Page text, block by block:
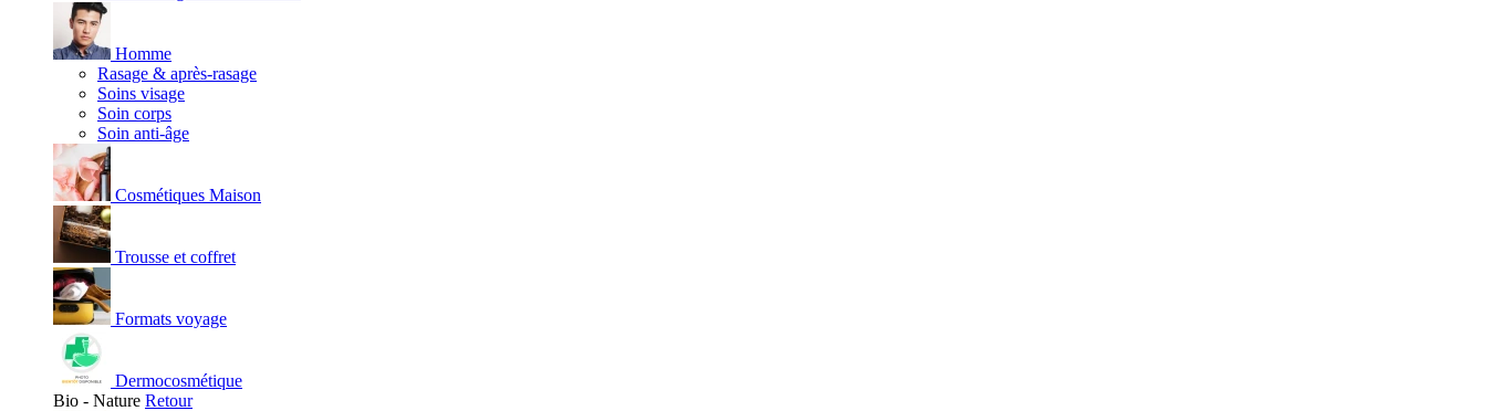
Homme
Rasage & après-rasage
Soins visage
Soin corps
Soin anti-âge
Cosmétiques Maison
Trousse et coffret
Formats voyage
Dermocosmétique
Bio - Nature Retour